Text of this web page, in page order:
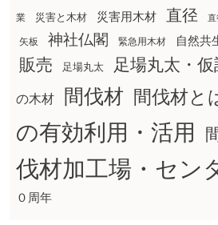
業 災害と木材 災害用木材 直径 直
矢板 神社仏閣 緊急用木材 自然共
販売 足場丸太 足場丸太・
の木材 間伐材 間伐材と
の有効利用・活用
伐材加工場・セン
０周年